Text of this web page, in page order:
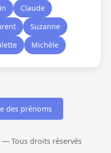
Claude
Suzanne
Michèle
des prénoms
Tous droits réservés